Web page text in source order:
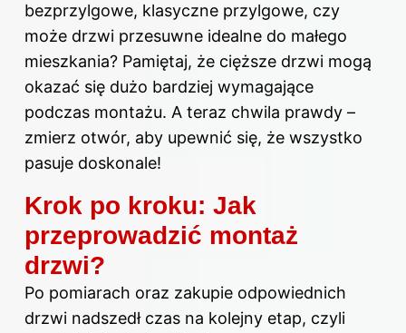
bezprzylgowe, klasyczne przylgowe, czy
może drzwi przesuwne idealne do małego
mieszkania? Pamiętaj, że cięższe drzwi mogą
okazać się dużo bardziej wymagające
podczas montażu. A teraz chwila prawdy –
zmierz otwór, aby upewnić się, że wszystko
pasuje doskonale!
Krok po kroku: Jak
przeprowadzić montaż
drzwi?
Po pomiarach oraz zakupie odpowiednich
drzwi nadszedł czas na kolejny etap, czyli